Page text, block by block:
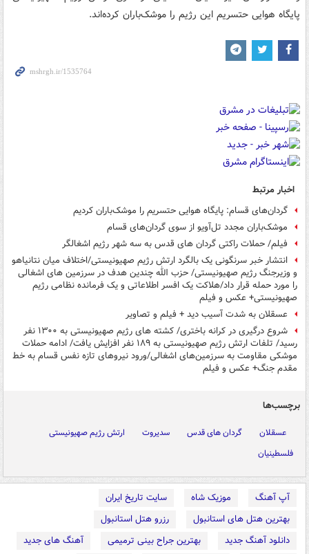
پایگاه هوایی حتسریم این رژیم را موشک‌باران کرده‌اند.
اخبار مرتبط
گردان‌های قسام: پایگاه هوایی حتسریم را موشک‌باران کردیم
موشک‌باران مجدد تل‌آویو از سوی گردان‌های قسام
فیلم/ حملات راکتی گردان‌ های قدس به سه شهر رژیم اشغالگر
انتشار خبر سرنگونی یک بالگرد ارتش رژیم صهیونیستی/اختلاف میان نتانیاهو
و وزیرجنگ رژیم صهیونیستی/ حزب الله چندین هدف در سرزمین های اشغالی
را مورد حمله قرار داد/هلاکت یک افسر اطلاعاتی و یک فرمانده نظامی رژیم
صهیونیستی+ عکس و فیلم
عسقلان به شدت آسیب دید + فیلم و تصاویر
شروع درگیری در کرانه باختری/ کشته های رژیم صهیونیستی به ۱۳۰۰ نفر
رسید/ تلفات ارتش رژیم صهیونیستی به ۱۸۹ نفر افزایش یافت/ ادامه حملات
موشکی مقاومت به سرزمین‌های اشغالی/ورود نیروهای تازه نفس قسام به خط
مقدم جنگ+ عکس و فیلم
برچسب‌ها
عسقلان گردان های قدس سدیروت
ارتش رژیم صهیونیستی
فلسطینیان
آپ آهنگ موزیک شاه
سایت تاریخ ایران
بهترین هتل های استانبول
رزرو هتل استانبول
دانلود آهنگ جدید
بهترین جراح بینی ترمیمی
آهنگ های جدید